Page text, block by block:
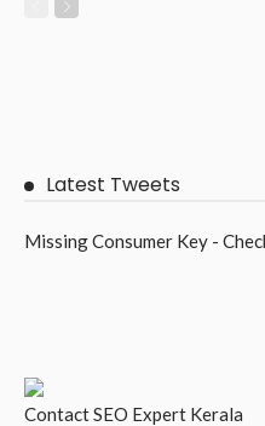
Latest Tweets
Missing Consumer Key -
ContactSEO Expert Kerala